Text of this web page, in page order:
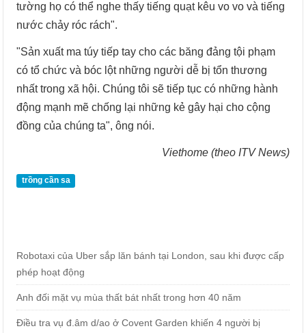
tường họ có thể nghe thấy tiếng quạt kêu vo vo và tiếng
nước chảy róc rách".
"Sản xuất ma túy tiếp tay cho các băng đảng tội phạm
có tổ chức và bóc lột những người dễ bị tổn thương
nhất trong xã hội. Chúng tôi sẽ tiếp tục có những hành
động mạnh mẽ chống lại những kẻ gây hại cho cộng
đồng của chúng ta", ông nói.
Viethome (theo ITV News)
trồng cần sa
Robotaxi của Uber sắp lăn bánh tại London, sau khi được cấp
phép hoạt động
Anh đối mặt vụ mùa thất bát nhất trong hơn 40 năm
Điều tra vụ đ.âm d/ao ở Covent Garden khiến 4 người bị